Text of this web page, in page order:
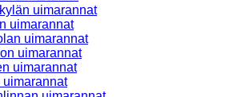
uimarannat
uimarannat
uimarannat
uimarannat
uimarannat
uimarannat